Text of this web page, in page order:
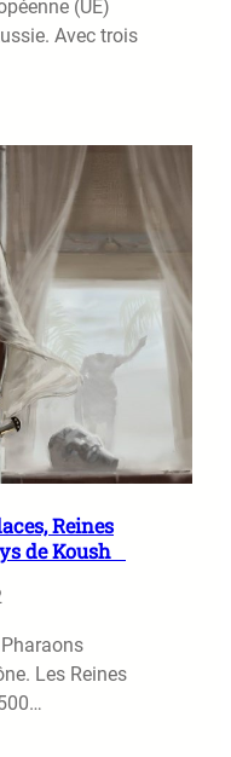
(UE)
Avec trois
Reines
de Koush
Les Reines